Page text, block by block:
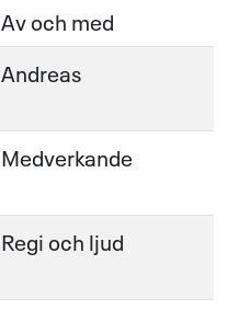
Av och med
Andreas
Medverkande
Regi och ljud